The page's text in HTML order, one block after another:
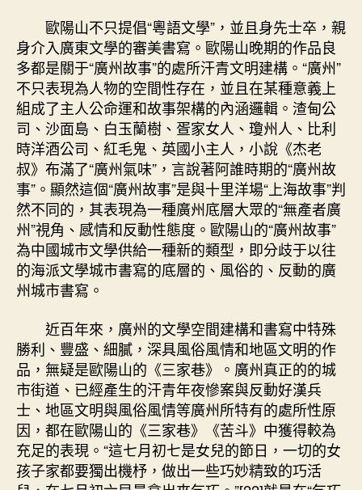
歐陽山不只提倡“粵語文學”，並且身先士卒，親
身介入廣東文學的審美書寫。歐陽山晚期的作品良
多都是關于“廣州故事”的處所汗青文明建構。“廣州”
不只表現為人物的空間性存在，並且在某種意義上
組成了主人公命運和故事架構的內涵邏輯。渣甸公
司、沙面島、白玉蘭樹、疍家女人、瓊州人、比利
時洋酒公司、紅毛鬼、英國小主人，小說《杰老
叔》布滿了“廣州氣味”，言說著阿誰時期的“廣州故
事”。顯然這個“廣州故事”是與十里洋場“上海故事”判
然不同的，其表現為一種廣州底層大眾的“無產者廣
州”視角、感情和反動性態度。歐陽山的“廣州故事”
為中國城市文學供給一種新的類型，即分歧于以往
的海派文學城市書寫的底層的、風俗的、反動的廣
州城市書寫。
近百年來，廣州的文學空間建構和書寫中特殊
勝利、豐盛、細膩，深具風俗風情和地區文明的作
品，無疑是歐陽山的《三家巷》。廣州真正的的城
市街道、已經產生的汗青年夜慘案與反動好漢兵
士、地區文明與風俗風情等廣州所特有的處所性原
因，都在歐陽山的《三家巷》《苦斗》中獲得較為
充足的表現。“這七月初七是女兒的節日，一切的女
孩子家都要獨出機杼，做出一些巧妙精致的巧活